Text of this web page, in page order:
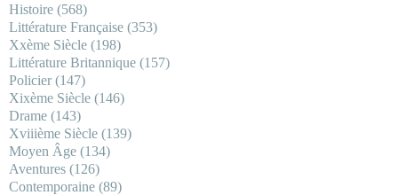
Histoire (568)
Littérature Française (353)
Xxème Siècle (198)
Littérature Britannique (157)
Policier(147)
Xixème Siècle (146)
Drame (143)
Xviiième Siècle (139)
Moyen Âge (134)
Aventures (126)
Contemporaine (89)